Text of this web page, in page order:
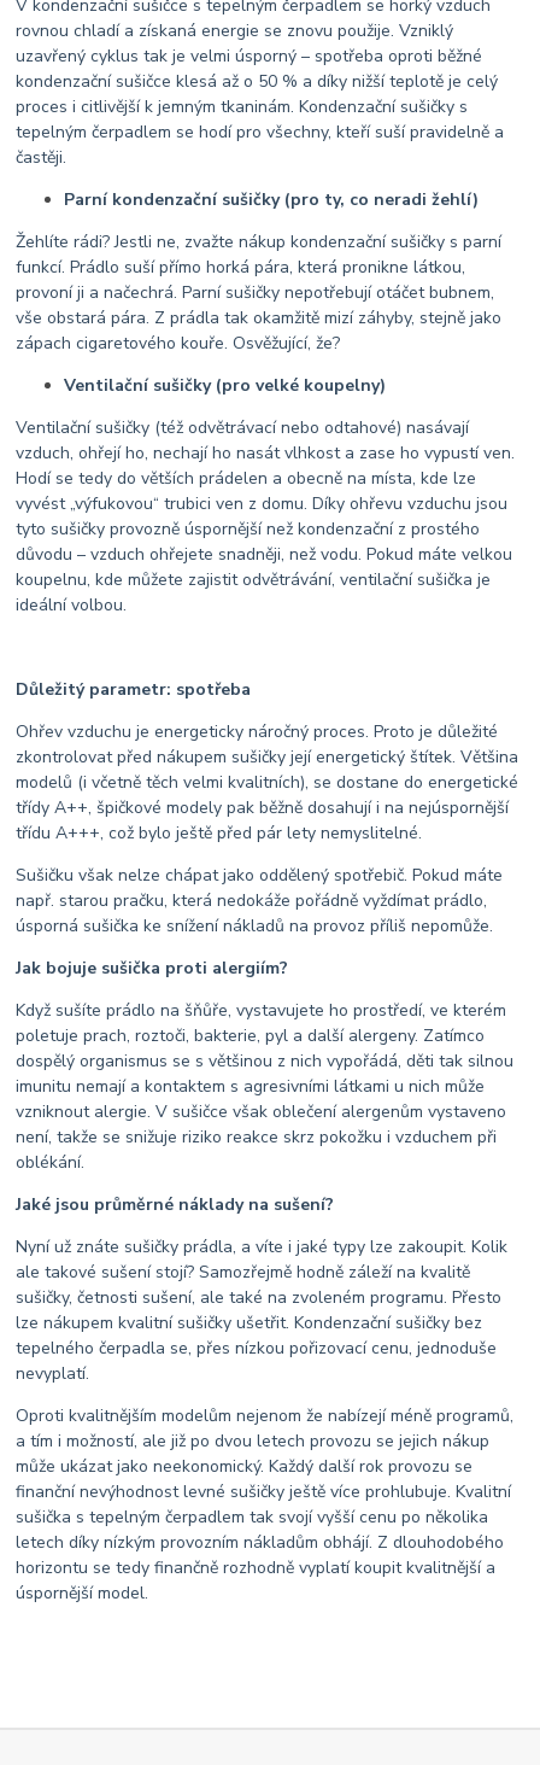
V kondenzační sušičce s tepelným čerpadlem se horký vzduch
rovnou chladí a získaná energie se znovu použije. Vzniklý
uzavřený cyklus tak je velmi úsporný – spotřeba oproti běžné
kondenzační sušičce klesá až o 50 % a díky nižší teplotě je celý
proces i citlivější k jemným tkaninám. Kondenzační sušičky s
tepelným čerpadlem se hodí pro všechny, kteří suší pravidelně a
častěji.
Parní kondenzační sušičky (pro ty, co neradi žehlí)
Žehlíte rádi? Jestli ne, zvažte nákup kondenzační sušičky s parní
funkcí. Prádlo suší přímo horká pára, která pronikne látkou,
provoní ji a načechrá. Parní sušičky nepotřebují otáčet bubnem,
vše obstará pára. Z prádla tak okamžitě mizí záhyby, stejně jako
zápach cigaretového kouře. Osvěžující, že?
Ventilační sušičky (pro velké koupelny)
Ventilační sušičky (též odvětrávací nebo odtahové) nasávají
vzduch, ohřejí ho, nechají ho nasát vlhkost a zase ho vypustí ven.
Hodí se tedy do větších prádelen a obecně na místa, kde lze
vyvést „výfukovou“ trubici ven z domu. Díky ohřevu vzduchu jsou
tyto sušičky provozně úspornější než kondenzační z prostého
důvodu – vzduch ohřejete snadněji, než vodu. Pokud máte velkou
koupelnu, kde můžete zajistit odvětrávání, ventilační sušička je
ideální volbou.
Důležitý parametr: spotřeba
Ohřev vzduchu je energeticky náročný proces. Proto je důležité
zkontrolovat před nákupem sušičky její energetický štítek. Většina
modelů (i včetně těch velmi kvalitních), se dostane do energetické
třídy A++, špičkové modely pak běžně dosahují i na nejúspornější
třídu A+++, což bylo ještě před pár lety nemyslitelné.
Sušičku však nelze chápat jako oddělený spotřebič. Pokud máte
např. starou pračku, která nedokáže pořádně vyždímat prádlo,
úsporná sušička ke snížení nákladů na provoz příliš nepomůže.
Jak bojuje sušička proti alergiím?
Když sušíte prádlo na šňůře, vystavujete ho prostředí, ve kterém
poletuje prach, roztoči, bakterie, pyl a další alergeny. Zatímco
dospělý organismus se s většinou z nich vypořádá, děti tak silnou
imunitu nemají a kontaktem s agresivními látkami u nich může
vzniknout alergie. V sušičce však oblečení alergenům vystaveno
není, takže se snižuje riziko reakce skrz pokožku i vzduchem při
oblékání.
Jaké jsou průměrné náklady na sušení?
Nyní už znáte sušičky prádla, a víte i jaké typy lze zakoupit. Kolik
ale takové sušení stojí? Samozřejmě hodně záleží na kvalitě
sušičky, četnosti sušení, ale také na zvoleném programu. Přesto
lze nákupem kvalitní sušičky ušetřit. Kondenzační sušičky bez
tepelného čerpadla se, přes nízkou pořizovací cenu, jednoduše
nevyplatí.
Oproti kvalitnějším modelům nejenom že nabízejí méně programů,
a tím i možností, ale již po dvou letech provozu se jejich nákup
může ukázat jako neekonomický. Každý další rok provozu se
finanční nevýhodnost levné sušičky ještě více prohlubuje. Kvalitní
sušička s tepelným čerpadlem tak svojí vyšší cenu po několika
letech díky nízkým provozním nákladům obhájí. Z dlouhodobého
horizontu se tedy finančně rozhodně vyplatí koupit kvalitnější a
úspornější model.